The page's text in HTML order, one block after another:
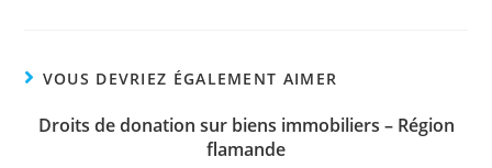
VOUS DEVRIEZ ÉGALEMENT AIMER
Droits de donation sur biens immobiliers – Région
flamande